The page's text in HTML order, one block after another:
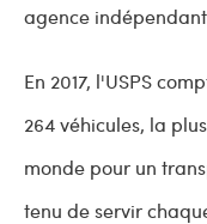
agence
En 2017, l'USPS
264 véhicules, la
monde pour un
tenu de servir